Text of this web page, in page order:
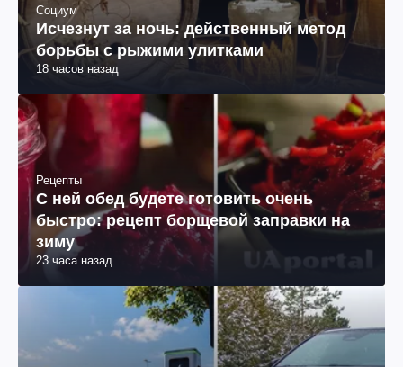
Социум
Исчезнут за ночь: действенный метод
борьбы с рыжими улитками
18 часов назад
Рецепты
С ней обед будете готовить очень
быстро: рецепт борщевой заправки на
зиму
23 часа назад